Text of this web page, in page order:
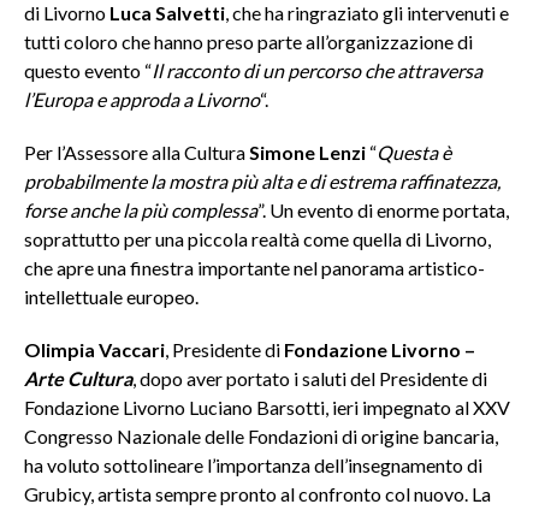
di Livorno Luca Salvetti, che ha ringraziato gli intervenuti e
tutti coloro che hanno preso parte all’organizzazione di
questo evento “Il racconto di un percorso che attraversa
l’Europa e approda a Livorno“.
Per l’Assessore alla CulturaSimone Lenzi “Questa è
probabilmente la mostra più alta e di estrema raffinatezza,
forse anche la più complessa”. Un evento di enorme portata,
soprattutto per una piccola realtà come quella di Livorno,
che apre una finestra importante nel panorama artistico-
intellettuale europeo.
Olimpia Vaccari, Presidente di Fondazione Livorno –
Arte Cultura, dopo aver portato i saluti del Presidente di
Fondazione Livorno Luciano Barsotti, ieri impegnato al XXV
Congresso Nazionale delle Fondazioni di origine bancaria,
ha voluto sottolineare l’importanza dell’insegnamento di
Grubicy, artista sempre pronto al confronto col nuovo. La